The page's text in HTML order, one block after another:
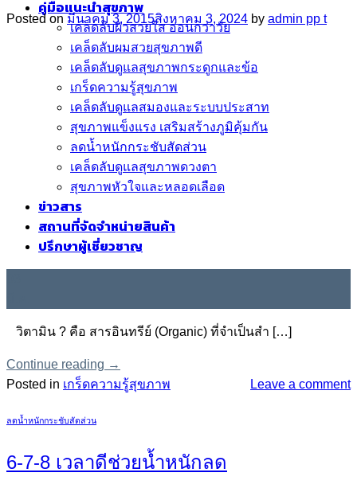
คู่มือแนะนำสุขภาพ
เคล็ดลับผิวสวยใส อ่อนกว่าวัย
เคล็ดลับผมสวยสุขภาพดี
เคล็ดลับดูแลสุขภาพกระดูกและข้อ
เกร็ดความรู้สุขภาพ
เคล็ดลับดูแลสมองและระบบประสาท
สุขภาพแข็งแรง เสริมสร้างภูมิคุ้มกัน
ลดน้ำหนักกระชับสัดส่วน
เคล็ดลับดูแลสุขภาพดวงตา
สุขภาพหัวใจและหลอดเลือด
ข่าวสาร
สถานที่จัดจำหน่ายสินค้า
ปรึกษาผู้เชี่ยวชาญ
Posted on มีนาคม 3, 2015สิงหาคม 3, 2024 by admin pp t
วิตามิน ? คือ สารอินทรีย์ (Organic) ที่จำเป็นสำ […]
Continue reading →
Posted in เกร็ดความรู้สุขภาพ Leave a comment
ลดน้ำหนักกระชับสัดส่วน
6-7-8 เวลาดีช่วยน้ำหนักลด